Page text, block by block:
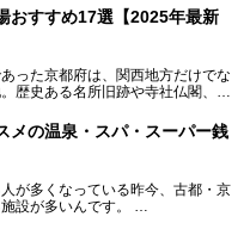
地区に今も残る2軒の銭湯「日の
れも国の登録有形文化財に指定さ
がら、今も現役のお風呂屋さんで
を支えてきたこの2軒の銭湯とと
のPR記事です。
おすすめ17選【2025年最新
った京都府は、関西地方だけでな
歴史ある名所旧跡や寺社仏閣、そ
年現在おすすめのスーパー銭
できる温泉施設まで、好みのスーパ
いね。
メの温泉・スパ・スーパー銭
人が多くなっている昨今、古都・京
設が多いんです。